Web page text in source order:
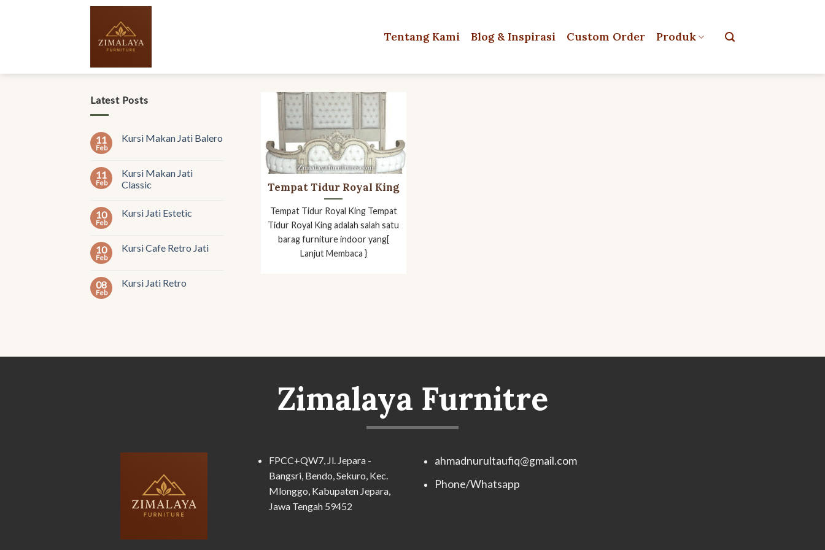
Tentang Kami Blog & Inspirasi Custom Order Produk
Latest Posts
11
Feb
Kursi Makan Jati Balero
11
Feb
Kursi Makan Jati
Classic
10
Feb
Kursi Jati Estetic
10
Feb
Kursi Cafe Retro Jati
08
Feb
Kursi Jati Retro
Tempat Tidur Royal King
Tempat Tidur Royal King Tempat
Tidur Royal King adalah salah satu
barag furniture indoor yang[
Lanjut Membaca }
Zimalaya Furnitre
FPCC+QW7, Jl. Jepara -
Bangsri, Bendo, Sekuro, Kec.
Mlonggo, Kabupaten Jepara,
Jawa Tengah 59452
ahmadnurultaufiq@gmail.com
Phone/Whatsapp